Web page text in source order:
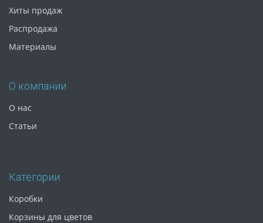
Хиты продаж
Распродажа
Материалы
О компании
О нас
Статьи
Категории
Коробки
Корзины для цветов